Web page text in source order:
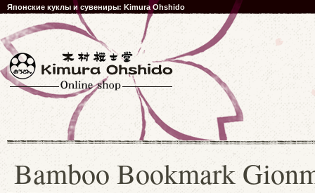
Японские куклы и сувениры: Kimura Ohshido
Bamboo Bookmark